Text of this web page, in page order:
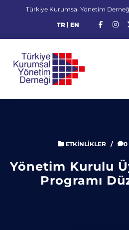
Türkiye Kurumsal Yönetim
TR| EN
ETKINLIKLER/ 0
Yönetim Kurulu
Programı